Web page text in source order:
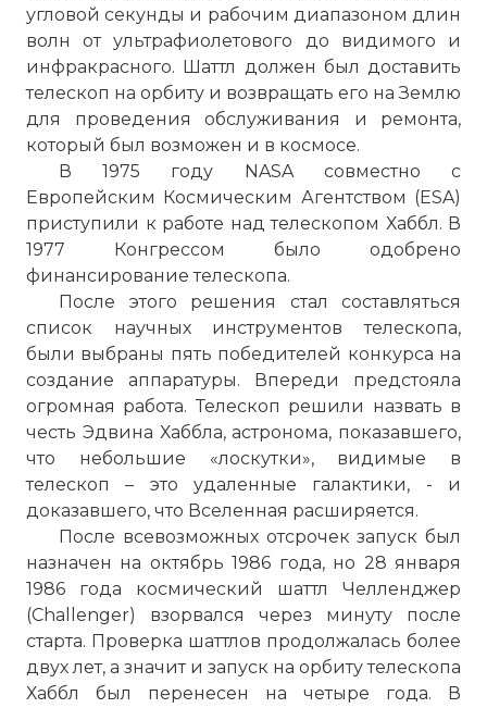
угловой секунды и рабочим диапазоном длин
волн от ультрафиолетового до видимого и
инфракрасного. Шаттл должен был доставить
телескоп на орбиту и возвращать его на Землю
для проведения обслуживания и ремонта,
который был возможен и в космосе.
В 1975 году NASA совместно с
Европейским Космическим Агентством (ESA)
приступили к работе над телескопом Хаббл. В
1977 Конгрессом было одобрено
финансирование телескопа.
После этого решения стал составляться
список научных инструментов телескопа,
были выбраны пять победителей конкурса на
создание аппаратуры. Впереди предстояла
огромная работа. Телескоп решили назвать в
честь Эдвина Хаббла, астронома, показавшего,
что небольшие «лоскутки», видимые в
телескоп – это удаленные галактики, - и
доказавшего, что Вселенная расширяется.
После всевозможных отсрочек запуск был
назначен на октябрь 1986 года, но 28 января
1986 года космический шаттл Челленджер
(Challenger) взорвался через минуту после
старта. Проверка шаттлов продолжалась более
двух лет, а значит и запуск на орбиту телескопа
Хаббл был перенесен на четыре года. В